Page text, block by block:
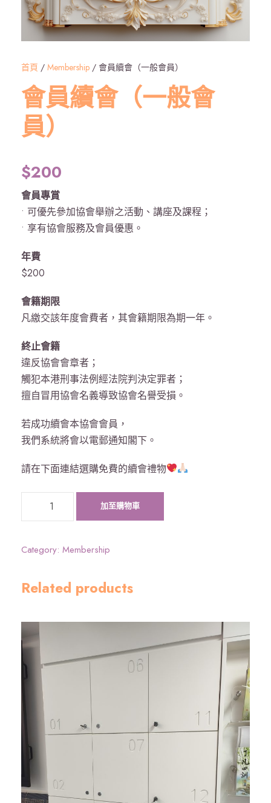
首頁 / Membership / 會員續會（一般會員）
會員續會（一般會
員）
$200
會員專賞
• 可優先參加協會舉辦之活動、講座及課程；
• 享有協會服務及會員優惠。
年費
$200
會籍期限
凡繳交該年度會費者，其會籍期限為期一年。
終止會籍
違反協會會章者；
觸犯本港刑事法例經法院判決定罪者；
擅自冒用協會名義導致協會名譽受損。
若成功續會本協會會員，
我們系統將會以電郵通知閣下。
請在下面連結選購免費的續會禮物
會
一
員
）
數
量
加至購物車
Category: Membership
Related products